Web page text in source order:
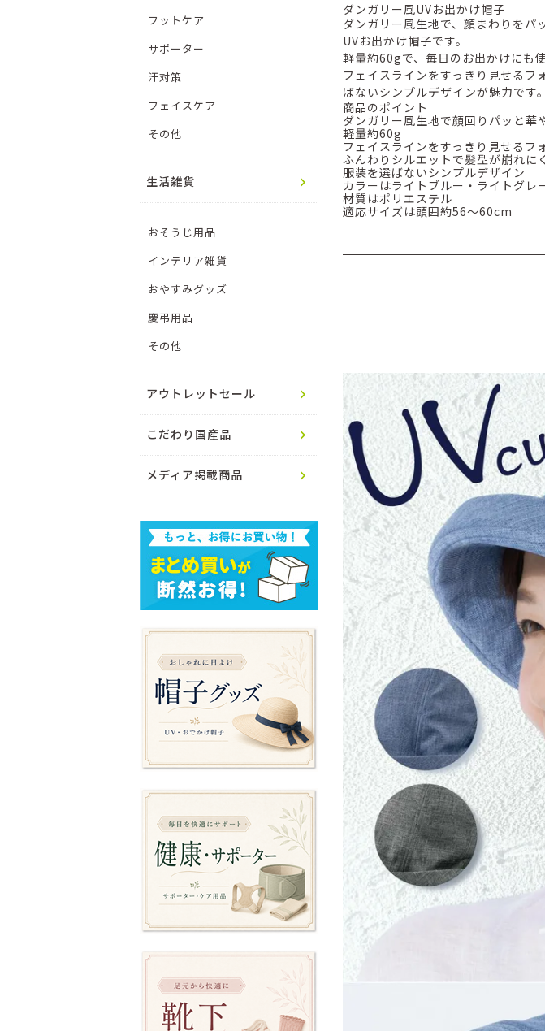
フットケア
サポーター
汗対策
フェイスケア
その他
生活雑貨
おそうじ用品
インテリア雑貨
おやすみグッズ
慶弔用品
その他
アウトレットセール
こだわり国産品
メディア掲載商品
ダンガリー風UVお出かけ帽子
ダンガリー風生地で、顔まわりをパ
UVお出かけ帽子です。
軽量約60gで、毎日のお出かけにも
フェイスラインをすっきり見せるフ
ばないシンプルデザインが魅力です。
商品のポイント
ダンガリー風生地で顔回りパッと華
軽量約60g
フェイスラインをすっきり見せるフ
ふんわりシルエットで髪型が崩れに
服装を選ばないシンプルデザイン
カラーはライトブルー・ライトグレ
材質はポリエステル
適応サイズは頭囲約56〜60cm